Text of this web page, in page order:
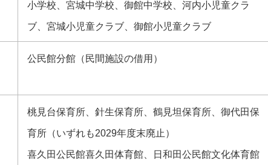
小学校、宮城中学校、御館中学校、河内小児童クラ
ブ、宮城小児童クラブ、御館小児童クラブ
公民館分館（民間施設の借用）
桃見台保育所、針生保育所、鶴見坦保育所、御代田保
育所（いずれも2029年度末廃止）
喜久田公民館喜久田体育館、日和田公民館文化体育館